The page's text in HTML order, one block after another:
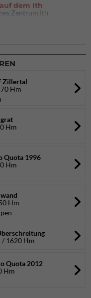
dem Ith
Zentrum Ith
Süd (Thalkirchen)
Zillertal
Hm
Hm
Quota 1996
Hm
Hm
/ 1620 Hm
Quota 2012
Hm